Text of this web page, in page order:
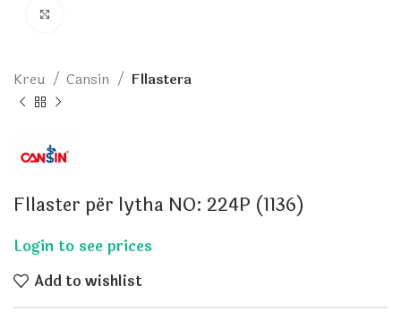
Kreu Cansin Fllastera
Fllaster për lytha NO: 224P (1136)
Add to wishlist